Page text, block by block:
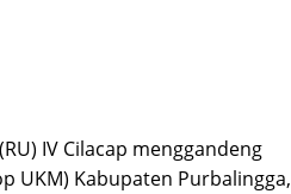
IV Cilacap menggandeng
UKM) Kabupaten Purbalingga,